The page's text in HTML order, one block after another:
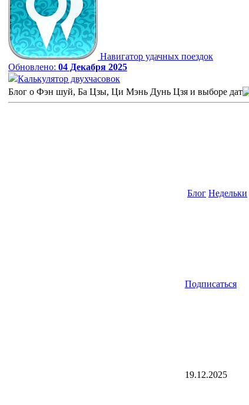
Навигатор удачных поездок
Обновлено: 04 Декабря 2025
Калькулятор двухчасовок
Блог о Фэн шуй, Ба Цзы, Ци Мэнь Дунь Цзя и выборе дат
Блог Недельки
Подписаться
19.12.2025